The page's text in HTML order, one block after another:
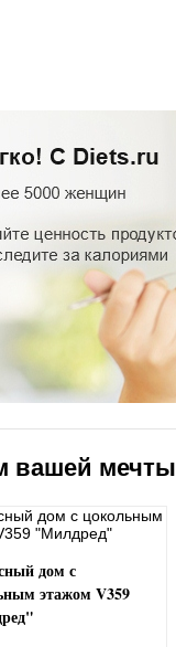
вашей мечты
дом с
этажом V359